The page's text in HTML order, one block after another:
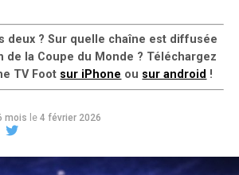
deux ? Sur quelle chaîne est diffusée
de la Coupe du Monde ? Téléchargez
TV Foot sur iPhone ou sur android !
mois le 4 février 2026